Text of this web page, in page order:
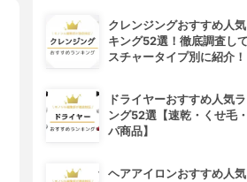
クレンジングおすすめ人
キング52選！徹底調査し
スチャータイプ別に紹介！
ドライヤーおすすめ人気
ング52選【速乾・くせ毛
パ商品】
ヘアアイロンおすすめ人